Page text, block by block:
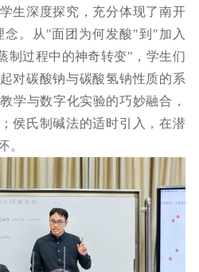
生深度探究，充分体现了南开
念。从"面团为何发酸"到"加入
制过程中的神奇转变"，学生们
对碳酸钠与碳酸氢钠性质的系
学与数字化实验的巧妙融合，
侯氏制碱法的适时引入，在潜
。